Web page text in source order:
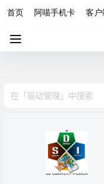
首页 阿喵手机卡 客户